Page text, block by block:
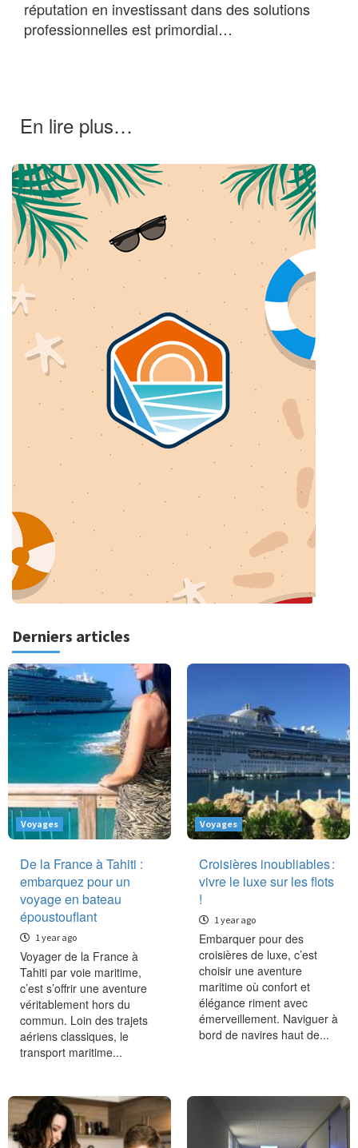
réputation en investissant dans des solutions
professionnelles est primordial…
En lire plus…
Derniers articles
Voyages
De la France à Tahiti :
embarquez pour un
voyage en bateau
époustouflant
1 year ago
Voyager de la France à
Tahiti par voie maritime,
c’est s’offrir une aventure
véritablement hors du
commun. Loin des trajets
aériens classiques, le
transport maritime...
Voyages
Croisières inoubliables :
vivre le luxe sur les flots
!
1 year ago
Embarquer pour des
croisières de luxe, c’est
choisir une aventure
maritime où confort et
élégance riment avec
émerveillement. Naviguer à
bord de navires haut de...